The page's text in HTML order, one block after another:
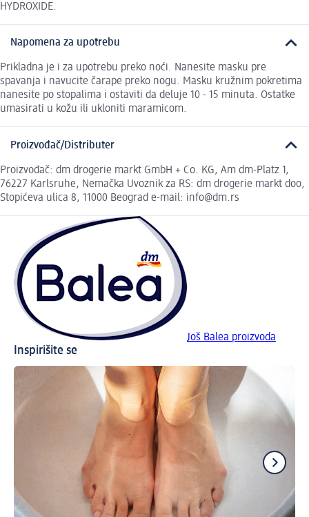
HYDROXIDE.
Napomena za upotrebu
Prikladna je i za upotrebu preko noći. Nanesite masku pre
spavanja i navucite čarape preko nogu. Masku kružnim pokretima
nanesite po stopalima i ostaviti da deluje 10 - 15 minuta. Ostatke
umasirati u kožu ili ukloniti maramicom.
Proizvođač/Distributer
Proizvođač: dm drogerie markt GmbH + Co. KG, Am dm-Platz 1,
76227 Karlsruhe, Nemačka Uvoznik za RS: dm drogerie markt doo,
Stopićeva ulica 8, 11000 Beograd e-mail: info@dm.rs
Još Balea proizvoda
Inspirišite se